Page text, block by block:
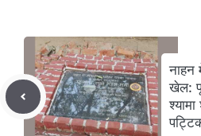
नाहन
खेल:
श्यामा